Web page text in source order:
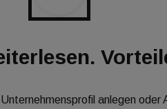
anlegen oder